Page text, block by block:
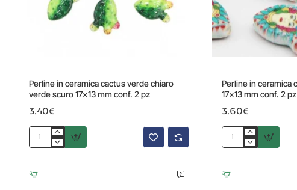
Perline in ceramica cactus verde chiaro
verde scuro 17x13 mm conf. 2 pz
3.40€
Perline
in
cactus
verde
Perline in ceramica
17x13 mm conf. 2 pz
3.60€
Perline
in
cactus
testa